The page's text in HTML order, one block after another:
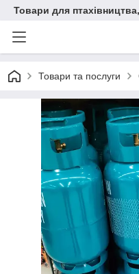
Товари для
Товари та послуги